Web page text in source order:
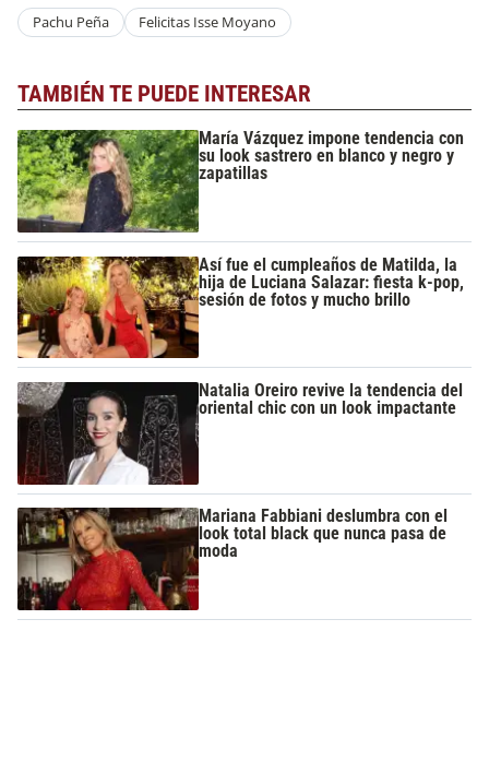
Pachu Peña Felicitas Isse Moyano
TAMBIÉN TE PUEDE INTERESAR
María Vázquez impone tendencia con
su look sastrero en blanco y negro y
zapatillas
Así fue el cumpleaños de Matilda, la
hija de Luciana Salazar: fiesta k-pop,
sesión de fotos y mucho brillo
Natalia Oreiro revive la tendencia del
oriental chic con un look impactante
Mariana Fabbiani deslumbra con el
look total black que nunca pasa de
moda